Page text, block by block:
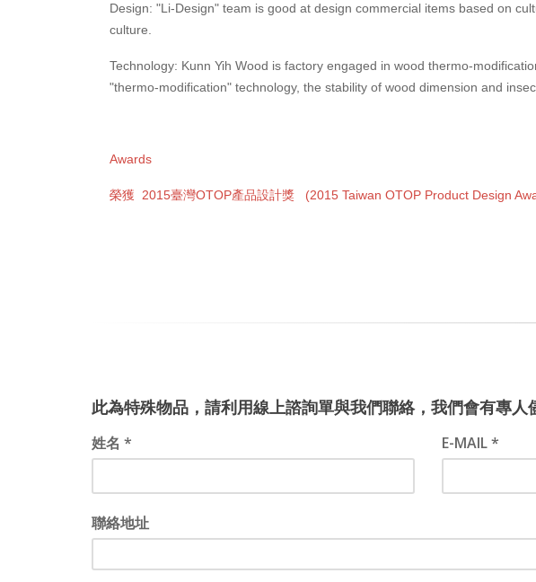
Design: "Li-Design" team is good at design commercial items based on
culture.
Technology: Kunn Yih Wood is factory engaged in wood thermo-
"thermo-modification" technology, the stability of wood dimension and
Awards
榮獲 2015臺灣OTOP產品設計獎 (2015 Taiwan OTOP Product Design
此為特殊物品，請利用線上諮詢單與我們聯絡，我們會有專人
姓名 * E-MAIL *
聯絡地址